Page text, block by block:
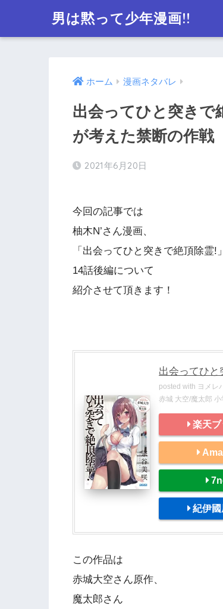
男は黙って少年漫画!!
ホーム 漫画ネタバレ
出会ってひと突きで
が考えた禁断の作戦
2021年6月20日
今回の記事では
柚木N’さん漫画、
「出会ってひと突きで絶頂除霊!」
14話後編について
紹介させて頂きます！
出会ってひと
posted with ヨメレ
赤城 大空/魔太郎
楽天ブ
紀伊
この作品は
赤城大空さん原作、
魔太郎さん